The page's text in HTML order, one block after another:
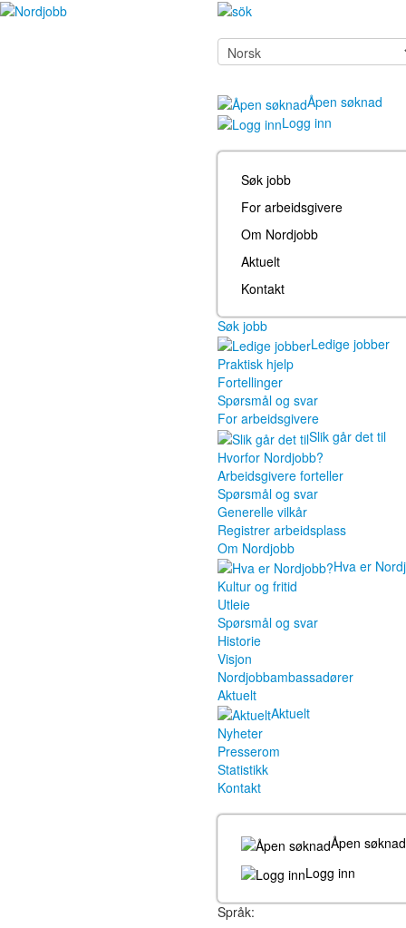
Åpen søknad
Logg inn
Søk jobb
For arbeidsgivere
Om Nordjobb
Aktuelt
Kontakt
Søk jobb
Ledige jobber
Praktisk hjelp
Fortellinger
Spørsmål og svar
For arbeidsgivere
Slik går det til
Hvorfor Nordjobb?
Arbeidsgivere forteller
Spørsmål og svar
Generelle vilkår
Registrer arbeidsplass
Om Nordjobb
Hva er
Kultur og fritid
Utleie
Spørsmål og svar
Historie
Visjon
Nordjobbambassadører
Aktuelt
Aktuelt
Nyheter
Presserom
Statistikk
Kontakt
Åpen søknad
Logg inn
Språk: